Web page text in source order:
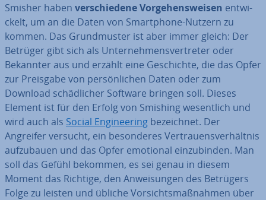
Smisher haben ver­schie­de­neVor­ge­hens­wei­sen ent­wi­
ckelt, um an die Daten von Smart­phone-Nutzern zu
kommen. Das Grund­mus­ter ist aber immer gleich: Der
Betrüger gibt sich als Un­ter­neh­mens­ver­tre­ter oder
Bekannter aus und erzählt eine Ge­schich­te, die das Opfer
zur Preisgabe von per­sön­li­chen Daten oder zum
Download schäd­li­cher Software bringen soll. Dieses
Element ist für den Erfolg von Smishing we­sent­lich und
wird auch als Social En­gi­nee­ring be­zeich­net. Der
Angreifer versucht, ein be­son­de­res Ver­trau­ens­ver­hält­nis
auf­zu­bau­en und das Opfer emotional ein­zu­bin­den. Man
soll das Gefühl bekommen, es sei genau in diesem
Moment das Richtige, den An­wei­sun­gen des Betrügers
Folge zu leisten und übliche Vor­sichts­maß­nah­men über